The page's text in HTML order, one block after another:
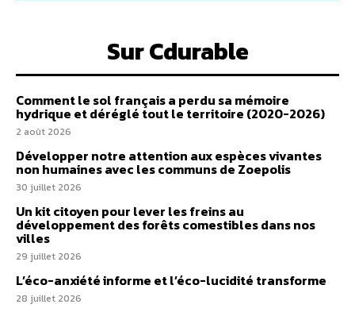
Sur Cdurable
Comment le sol français a perdu sa mémoire
hydrique et déréglé tout le territoire (2020-2026)
2 août 2026
Développer notre attention aux espèces vivantes
non humaines avec les communs de Zoepolis
30 juillet 2026
Un kit citoyen pour lever les freins au
développement des forêts comestibles dans nos
villes
29 juillet 2026
L’éco-anxiété informe et l’éco-lucidité transforme
28 juillet 2026